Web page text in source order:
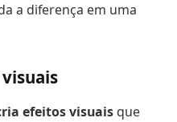
a diferença em uma
efeitos visuais que